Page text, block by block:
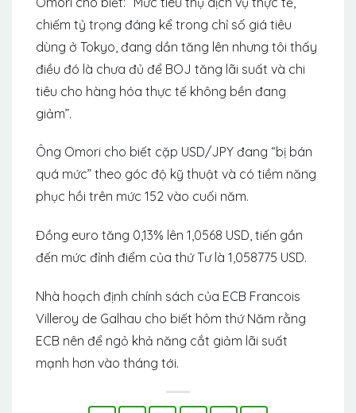
chiếm tỷ trọng đáng kể trong chỉ số giá tiêu
dùng ở Tokyo, đang dần tăng lên nhưng tôi thấy
điều đó là chưa đủ để BOJ tăng lãi suất và chi
tiêu cho hàng hóa thực tế không bền đang
giảm”.
Ông Omori cho biết cặp USD/JPY đang “bị bán
quá mức” theo góc độ kỹ thuật và có tiềm năng
phục hồi trên mức 152 vào cuối năm.
Đồng euro tăng 0,13% lên 1,0568 USD, tiến gần
đến mức đỉnh điểm của thứ Tư là 1,058775 USD.
Nhà hoạch định chính sách của ECB Francois
Villeroy de Galhau cho biết hôm thứ Năm rằng
ECB nên để ngỏ khả năng cắt giảm lãi suất
mạnh hơn vào tháng tới.